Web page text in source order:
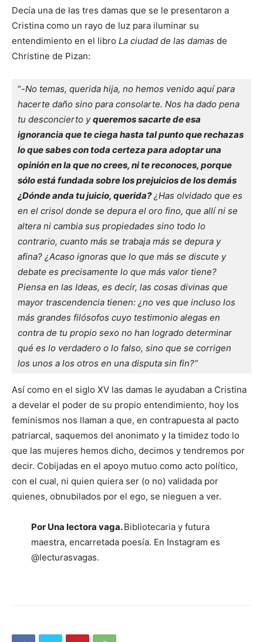
Decía una de las tres damas que se le presentaron a
Cristina como un rayo de luz para iluminar su
entendimiento en el libro La ciudad de las damas de
Christine de Pizan:
“-No temas, querida hija, no hemos venido aquí para
hacerte daño sino para consolarte. Nos ha dado pena
tu desconcierto y queremos sacarte de esa
ignorancia que te ciega hasta tal punto que rechazas
lo que sabes con toda certeza para adoptar una
opinión en la que no crees, ni te reconoces, porque
sólo está fundada sobre los prejuicios de los demás
¿Dónde anda tu juicio, querida? ¿Has olvidado que es
en el crisol donde se depura el oro fino, que allí ni se
altera ni cambia sus propiedades sino todo lo
contrario, cuanto más se trabaja más se depura y
afina? ¿Acaso ignoras que lo que más se discute y
debate es precisamente lo que más valor tiene?
Piensa en las Ideas, es decir, las cosas divinas que
mayor trascendencia tienen: ¿no ves que incluso los
más grandes filósofos cuyo testimonio alegas en
contra de tu propio sexo no han logrado determinar
qué es lo verdadero o lo falso, sino que se corrigen
los unos a los otros en una disputa sin fin?”
Así como en el siglo XV las damas le ayudaban a Cristina
a develar el poder de su propio entendimiento, hoy los
feminismos nos llaman a que, en contrapuesta al pacto
patriarcal, saquemos del anonimato y la timidez todo lo
que las mujeres hemos dicho, decimos y tendremos por
decir. Cobijadas en el apoyo mutuo como acto político,
con el cual, ni quien quiera ser (o no) validada por
quienes, obnubilados por el ego, se nieguen a ver.
Por Una lectora vaga.Bibliotecaria y futura
maestra, encarretada poesía. En Instagram es
@lecturasvagas.